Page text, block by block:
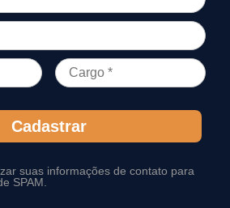
Cadastrar
suas informações de contato para
SPAM.